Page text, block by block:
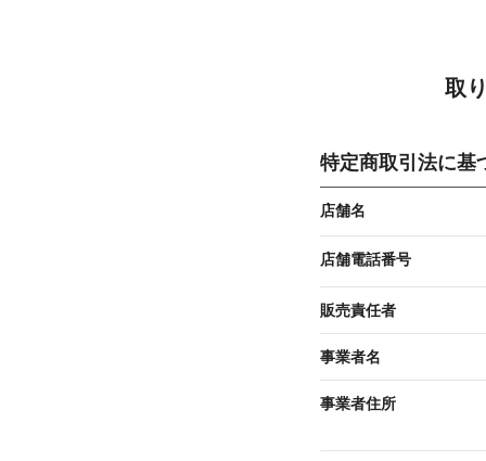
取
特定商取引法に基
店舗名
店舗電話番号
販売責任者
事業者名
事業者住所